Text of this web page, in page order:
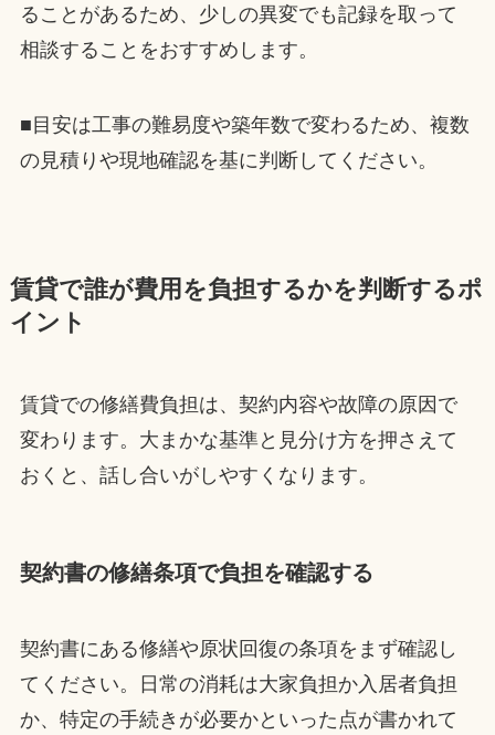
ることがあるため、少しの異変でも記録を取って
相談することをおすすめします。
■目安は工事の難易度や築年数で変わるため、複数
の見積りや現地確認を基に判断してください。
賃貸で誰が費用を負担するかを判断するポ
イント
賃貸での修繕費負担は、契約内容や故障の原因で
変わります。大まかな基準と見分け方を押さえて
おくと、話し合いがしやすくなります。
契約書の修繕条項で負担を確認する
契約書にある修繕や原状回復の条項をまず確認し
てください。日常の消耗は大家負担か入居者負担
か、特定の手続きが必要かといった点が書かれて